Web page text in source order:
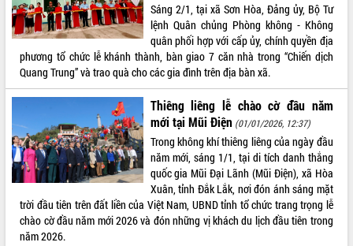
VIDEO
Khám bệnh, cấp phát thuốc miễn phí
và tặng quà người dân xã Cư Pui
Sáng 2/1, tại xã Sơn Hòa, Đảng ủy, Bộ Tư
lệnh Quân chủng Phòng không - Không
quân phối hợp với cấp ủy, chính quyền địa
phương tổ chức lễ khánh thành, bàn giao 7 căn nhà trong “Chiến dịch
Quang Trung” và trao quà cho các gia đình trên địa bàn xã.
Thiêng liêng lễ chào cờ đầu năm
mới tại Mũi Điện (01/01/2026, 12:37)
Trong không khí thiêng liêng của ngày đầu
năm mới, sáng 1/1, tại di tích danh thắng
quốc gia Mũi Đại Lãnh (Mũi Điện), xã Hòa
Xuân, tỉnh Đắk Lắk, nơi đón ánh sáng mặt
trời đầu tiên trên đất liền của Việt Nam, UBND tỉnh tổ chức trang trọng lễ
chào cờ đầu năm mới 2026 và đón những vị khách du lịch đầu tiên trong
năm 2026.